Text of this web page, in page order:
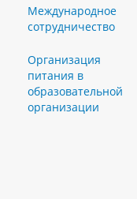
Международное
сотрудничество
Организация
питания в
образовательной
организации